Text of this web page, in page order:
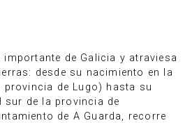
de Galicia y atraviesa
desde su nacimiento en la
provincia de Lugo) hasta su
sur de la provincia de
de A Guarda, recorre